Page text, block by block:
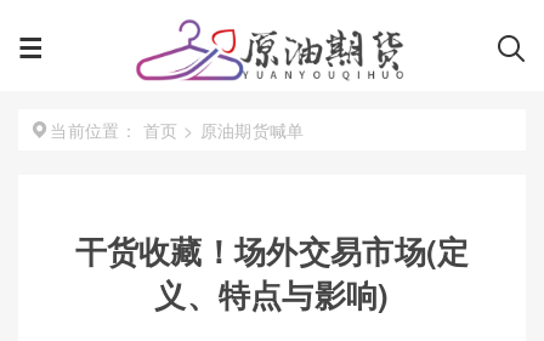
当前位置： 首页 > 原油期货喊单
干货收藏！场外交易市场(定
义、特点与影响)